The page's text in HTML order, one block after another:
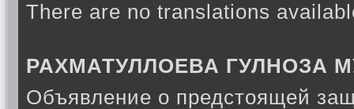
There are no translations
РАХМАТУЛЛОЕВА ГУЛНОЗА
Объявление о предстоящей